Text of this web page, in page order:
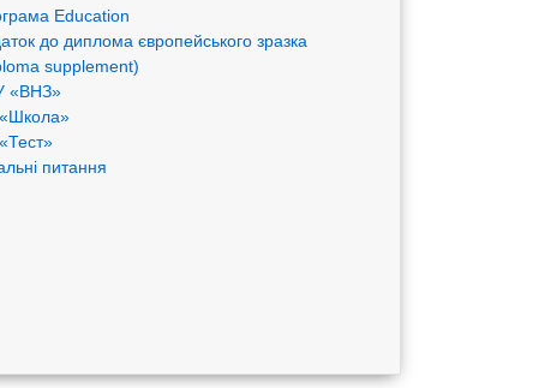
Eduсation
до диплома європейського зразка
supplement)
«ВНЗ»
питання